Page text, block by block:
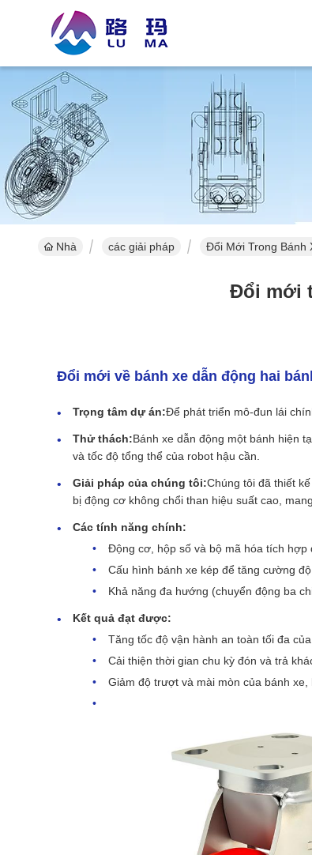
Nhà các giải pháp Đổi Mới Trong Bánh
Đổi mới
Đổi mới về bánh xe dẫn động hai
Trọng tâm dự án:Để phát triển mô-đun lái
Thử thách:Bánh xe dẫn động một bánh hiện
và tốc độ tổng thể của robot hậu cần.
Giải pháp của chúng tôi:Chúng tôi đã thiết
bị động cơ không chổi than hiệu suất cao,
Các tính năng chính:
Động cơ, hộp số và bộ mã hóa tích hợp
Cấu hình bánh xe kép để tăng cường
Khả năng đa hướng (chuyển động ba
Kết quả đạt được:
Tăng tốc độ vận hành an toàn tối đa của
Cải thiện thời gian chu kỳ đón và trả
Giảm độ trượt và mài mòn của bánh xe,